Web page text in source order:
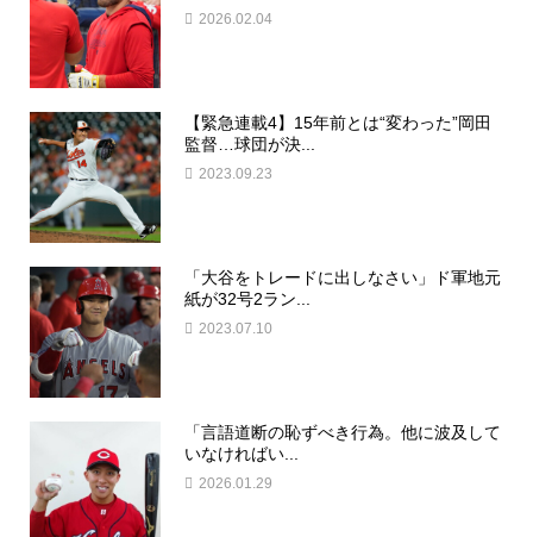
2026.02.04
【緊急連載4】15年前とは“変わった”岡田
監督…球団が決...
2023.09.23
「大谷をトレードに出しなさい」ド軍地元
紙が32号2ラン...
2023.07.10
「言語道断の恥ずべき行為。他に波及して
いなければい...
2026.01.29